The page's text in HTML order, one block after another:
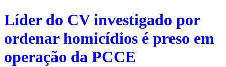
Líder do CV investigado por
ordenar homicídios é preso em
operação da PCCE